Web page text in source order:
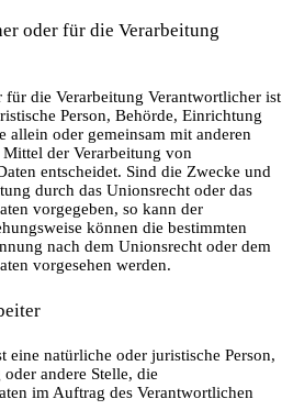
oder für die Verarbeitung
für die Verarbeitung Verantwortlicher ist
Person, Behörde, Einrichtung
allein oder gemeinsam mit anderen
der Verarbeitung von
entscheidet. Sind die Zwecke und
durch das Unionsrecht oder das
vorgegeben, so kann der
können die bestimmten
nach dem Unionsrecht oder dem
vorgesehen werden.
eine natürliche oder juristische Person,
andere Stelle, die
im Auftrag des Verantwortlichen